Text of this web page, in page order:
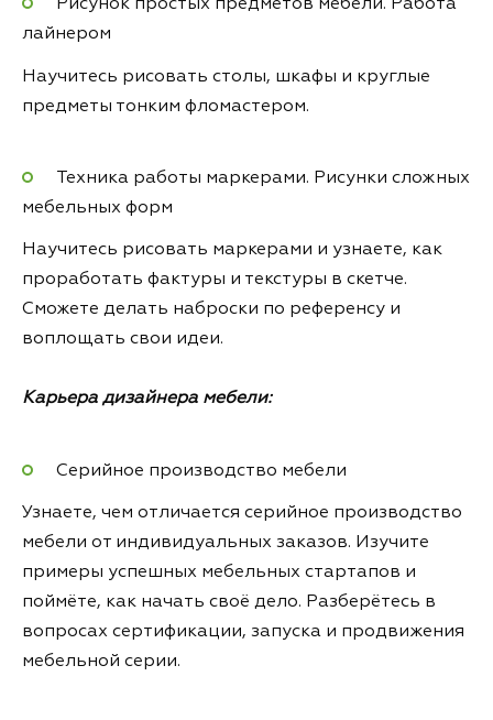
Рисунок простых предметов мебели. Работа
лайнером
Научитесь рисовать столы, шкафы и круглые
предметы тонким фломастером.
Техника работы маркерами. Рисунки сложных
мебельных форм
Научитесь рисовать маркерами и узнаете, как
проработать фактуры и текстуры в скетче.
Сможете делать наброски по референсу и
воплощать свои идеи.
Карьера дизайнера мебели:
Серийное производство мебели
Узнаете, чем отличается серийное производство
мебели от индивидуальных заказов. Изучите
примеры успешных мебельных стартапов и
поймёте, как начать своё дело. Разберётесь в
вопросах сертификации, запуска и продвижения
мебельной серии.